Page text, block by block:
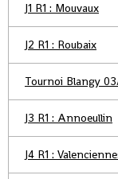
J1 R1 : Mouvaux
J2 R1 : Roubaix
Tournoi Blangy
J3 R1 : Annoeullin
J4 R1 :